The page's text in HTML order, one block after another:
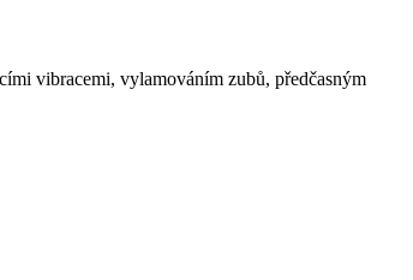
vibracemi, vylamováním zubů, předčasným